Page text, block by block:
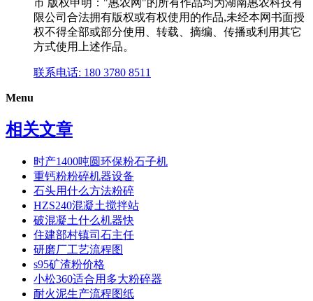
限公司合法拥有版权或有权使用的作品,未经本网书面授
权不得全部或部分使用、转载、摘编、传播或利用其它
方式使用上述作品。
联系电话: 180 3780 8511
Menu
相关文章
时产1400吨圆环保粉石子机
重钙粉粉碎机器设备
石头用什么方法粉碎
HZS240混凝土搅拌站
破混凝土什么机器快
住建部村镇司石主任
研磨厂工艺流程图
s95矿渣粉价格
小松360适合用多大粉碎器
耐火泥生产流程图纸